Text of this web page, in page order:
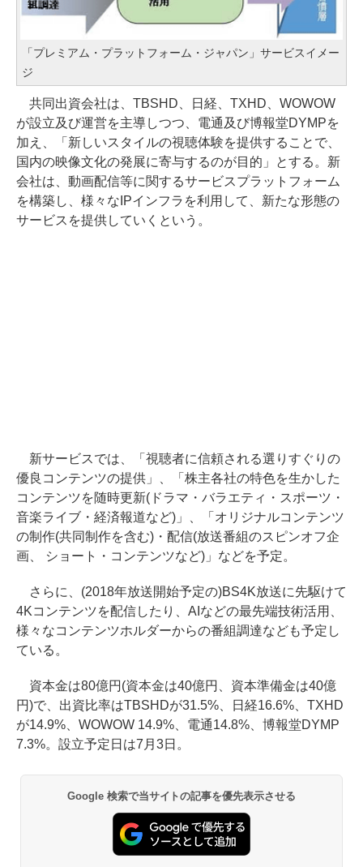
「プレミアム・プラットフォーム・ジャパン」サービスイメー
ジ
共同出資会社は、TBSHD、日経、TXHD、WOWOW
が設立及び運営を主導しつつ、電通及び博報堂DYMPを
加え、「新しいスタイルの視聴体験を提供することで、
国内の映像文化の発展に寄与するのが目的」とする。新
会社は、動画配信等に関するサービスプラットフォーム
を構築し、様々なIPインフラを利用して、新たな形態の
サービスを提供していくという。
新サービスでは、「視聴者に信頼される選りすぐりの
優良コンテンツの提供」、「株主各社の特色を生かした
コンテンツを随時更新(ドラマ・バラエティ・スポーツ・
音楽ライブ・経済報道など)」、「オリジナルコンテンツ
の制作(共同制作を含む)・配信(放送番組のスピンオフ企
画、 ショート・コンテンツなど)」などを予定。
さらに、(2018年放送開始予定の)BS4K放送に先駆けて
4Kコンテンツを配信したり、AIなどの最先端技術活用、
様々なコンテンツホルダーからの番組調達なども予定し
ている。
資本金は80億円(資本金は40億円、資本準備金は40億
円)で、出資比率はTBSHDが31.5%、日経16.6%、TXHD
が14.9%、WOWOW 14.9%、電通14.8%、博報堂DYMP
7.3%。設立予定日は7月3日。
Google 検索で当サイトの記事を優先表示させる